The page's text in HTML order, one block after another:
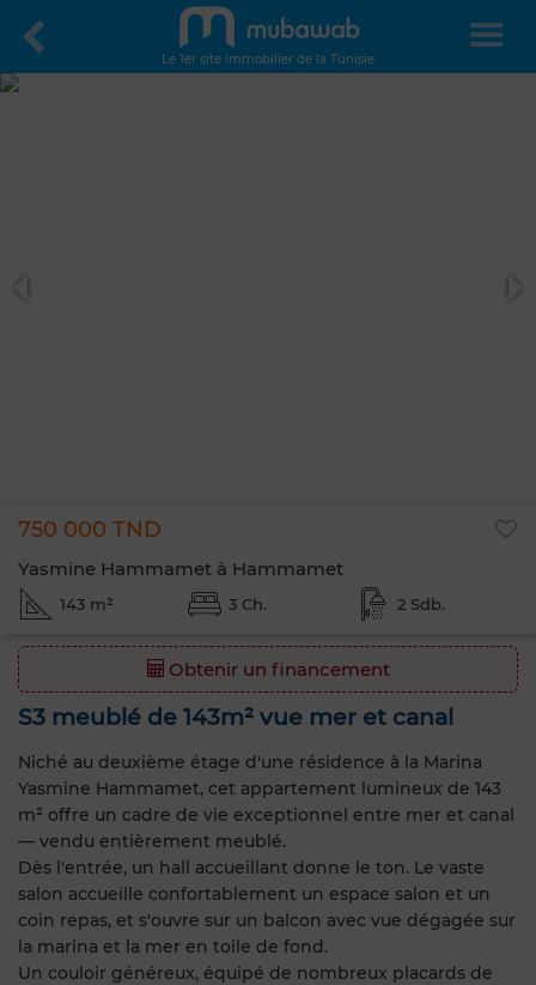
Le 1er site immobilier de la Tunisie
750 000 TND
Yasmine Hammamet à Hammamet
143 m² 3 Ch. 2 Sdb.
Obtenir un financement
S3 meublé de 143m² vue mer et canal
Niché au deuxième étage d'une résidence à la Marina
Yasmine Hammamet, cet appartement lumineux de 143
m² offre un cadre de vie exceptionnel entre mer et canal
— vendu entièrement meublé.
Dès l'entrée, un hall accueillant donne le ton. Le vaste
salon accueille confortablement un espace salon et un
coin repas, et s'ouvre sur un balcon avec vue dégagée sur
la marina et la mer en toile de fond.
Un couloir généreux, équipé de nombreux placards de